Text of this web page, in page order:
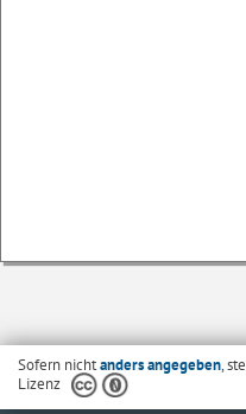
Sofern nichtanders angegeben,
Lizenz